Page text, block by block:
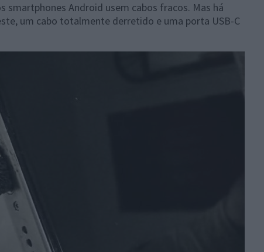
smartphones Android usem cabos fracos. Mas há
um cabo totalmente derretido e uma porta USB-C